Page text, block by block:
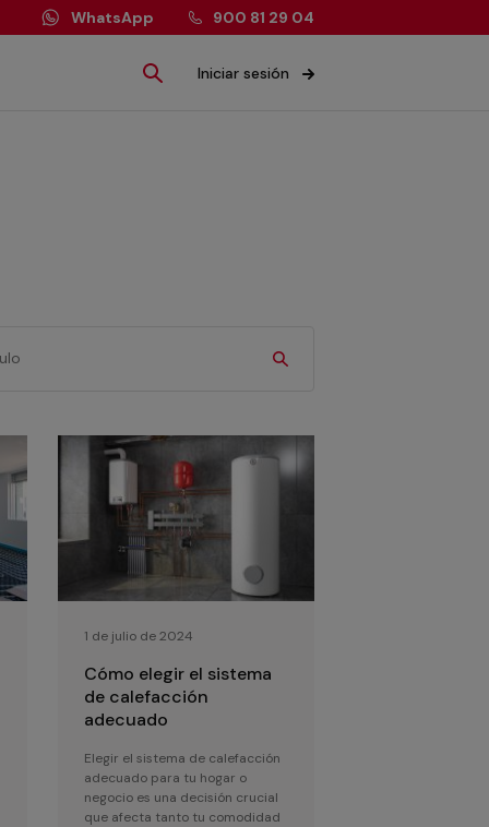
WhatsApp 900 81 29 04
Iniciar sesión
1 de julio de 2024
Cómo elegir el sistema
de calefacción
adecuado
Elegir el sistema de calefacción
adecuado para tu hogar o
negocio es una decisión crucial
que afecta tanto tu comodidad